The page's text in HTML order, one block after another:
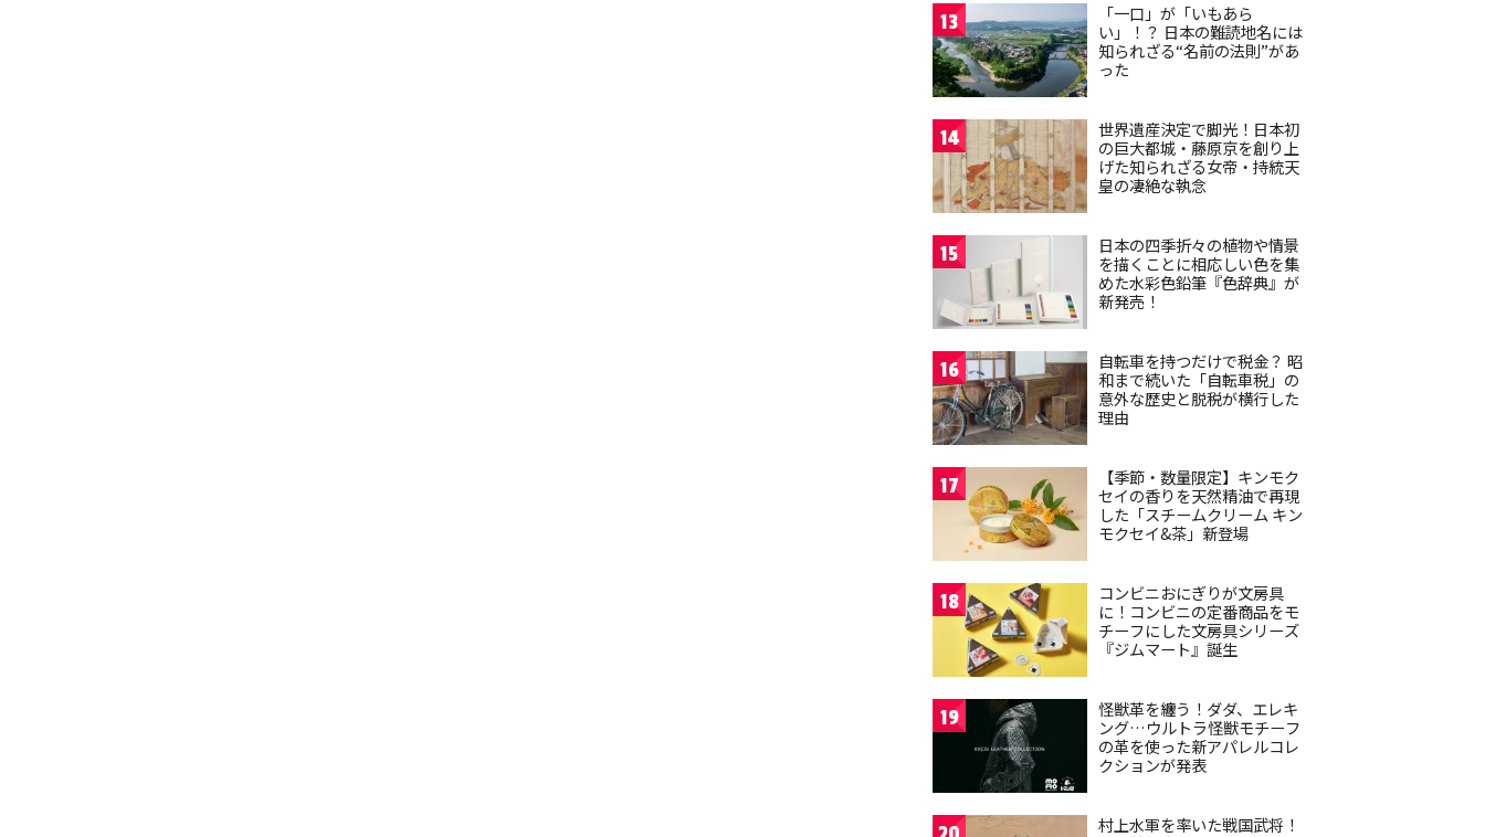
13
「一口」が「いもあら
い」！？ 日本の難読地名には
知られざる“名前の法則”があ
った
14
世界遺産決定で脚光！日本初
の巨大都城・藤原京を創り上
げた知られざる女帝・持統天
皇の凄絶な執念
15
日本の四季折々の植物や情景
を描くことに相応しい色を集
めた水彩色鉛筆『色辞典』が
新発売！
16
自転車を持つだけで税金？ 昭
和まで続いた「自転車税」の
意外な歴史と脱税が横行した
理由
17
【季節・数量限定】キンモク
セイの香りを天然精油で再現
した「スチームクリーム キン
モクセイ&茶」新登場
18
コンビニおにぎりが文房具
に！コンビニの定番商品をモ
チーフにした文房具シリーズ
『ジムマート』誕生
19
怪獣革を纏う！ダダ、エレキ
ング…ウルトラ怪獣モチーフ
の革を使った新アパレルコレ
クションが発表
村上水軍を率いた戦国武将！